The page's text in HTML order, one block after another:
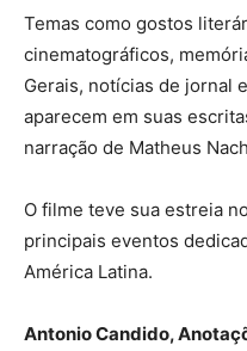
Temas como gostos
cinematográficos,
Gerais, notícias de jornal
aparecem em suas
narração de Matheus
O filme teve sua estreia
principais eventos
América Latina.
Antonio Candido,